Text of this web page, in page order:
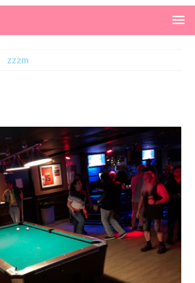
zzzm